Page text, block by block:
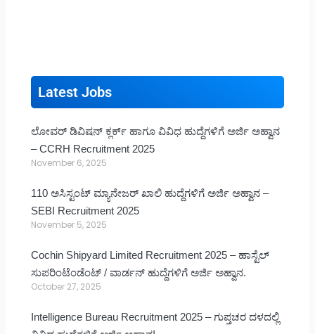
Latest Jobs
ಲೋವರ್ ಡಿವಿಷನ್ ಕ್ಲರ್ಕ್ ಹಾಗೂ ವಿವಿಧ ಹುದ್ದೆಗಳಿಗೆ ಅರ್ಜಿ ಅಹ್ವಾನ
– CCRH Recruitment 2025
November 6, 2025
110 ಅಸಿಸ್ಟಂಟ್ ಮ್ಯಾನೇಜರ್ ಖಾಲಿ ಹುದ್ದೆಗಳಿಗೆ ಅರ್ಜಿ ಅಹ್ವಾನ –
SEBI Recruitment 2025
November 5, 2025
Cochin Shipyard Limited Recruitment 2025 – ಹಾಸ್ಟೆಲ್
ಸುಪರಿಂಟೆಂಡೆಂಟ್ / ವಾರ್ಡನ್ ಹುದ್ದೆಗಳಿಗೆ ಅರ್ಜಿ ಅಹ್ವಾನ.
October 27, 2025
Intelligence Bureau Recruitment 2025 – ಗುಪ್ತಚರ ದಳದಲ್ಲಿ